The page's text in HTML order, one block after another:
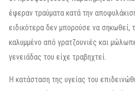
έφεραν τραύματα κατά την
ειδικότερα δεν μπορούσε να σηκωθεί,
καλυμμένο από γρατζουνιές και
γενειάδας του είχε τραβηχτεί.
Η κατάσταση της υγείας του